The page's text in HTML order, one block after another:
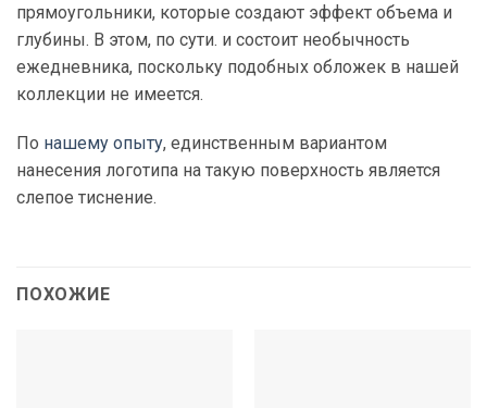
прямоугольники, которые создают эффект объема и
глубины. В этом, по сути. и состоит необычность
ежедневника, поскольку подобных обложек в нашей
коллекции не имеется.
По нашему опыту, единственным вариантом
нанесения логотипа на такую поверхность является
слепое тиснение.
ПОХОЖИЕ